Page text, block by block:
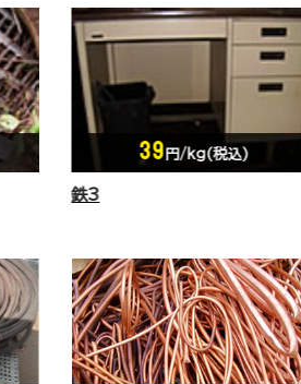
38 円/kg(税込)
鉄4